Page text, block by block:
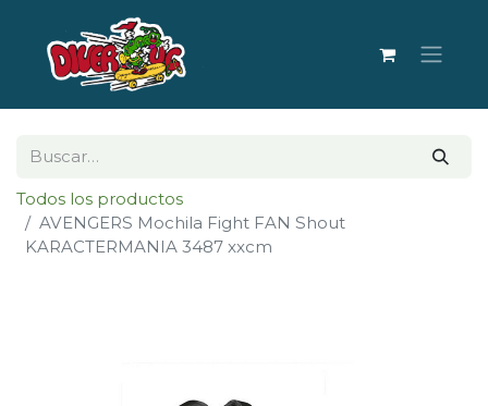
Todos los productos
AVENGERS Mochila Fight FAN Shout
KARACTERMANIA 3487 xxcm